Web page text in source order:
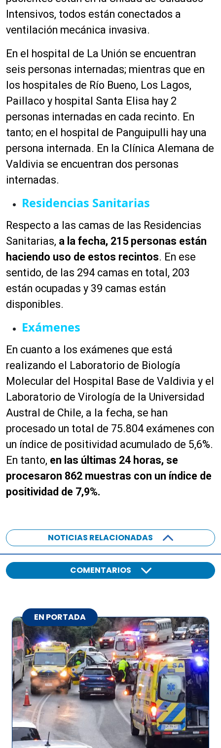
Intensivos, todos están conectados a
ventilación mecánica invasiva.
En el hospital de La Unión se encuentran
seis personas internadas; mientras que en
los hospitales de Río Bueno, Los Lagos,
Paillaco y hospital Santa Elisa hay 2
personas internadas en cada recinto. En
tanto; en el hospital de Panguipulli hay una
persona internada. En la Clínica Alemana de
Valdivia se encuentran dos personas
internadas.
Residencias Sanitarias
Respecto a las camas de las Residencias
Sanitarias, a la fecha, 215 personas están
haciendo uso de estos recintos. En ese
sentido, de las 294 camas en total, 203
están ocupadas y 39 camas están
disponibles.
Exámenes
En cuanto a los exámenes que está
realizando el Laboratorio de Biología
Molecular del Hospital Base de Valdivia y el
Laboratorio de Virología de la Universidad
Austral de Chile, a la fecha, se han
procesado un total de 75.804 exámenes con
un índice de positividad acumulado de 5,6%.
En tanto, en las últimas 24 horas, se
procesaron 862 muestras con un índice de
positividad de 7,9%.
NOTICIAS RELACIONADAS
COMENTARIOS
EN PORTADA